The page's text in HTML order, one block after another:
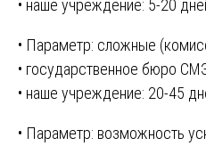
• наше учреждение: 5-20
• Параметр: сложные
• государственное бюро
• наше учреждение: 20-45
• Параметр: возможность